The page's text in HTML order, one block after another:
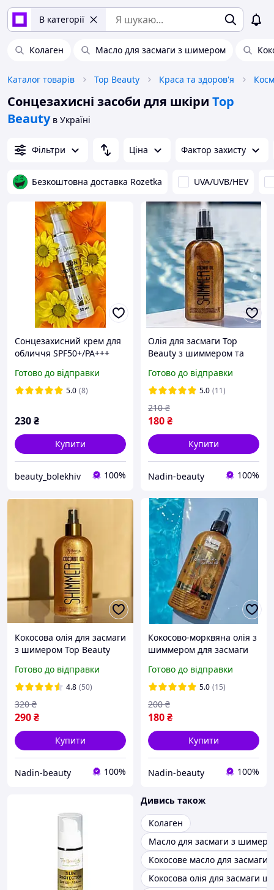
В категорії
Колаген Масло для засмаги з шимером
Каталог товарів Top Beauty Краса та здоров'я
Сонцезахисні засоби для шкіри Top
Beauty в Україні
Фільтри Ціна Фактор захисту
Безкоштовна доставка Rozetka UVA/UVB/HEV
Сонцезахисний крем для
обличчя SPF50+/PA+++
Готово до відправки
5.0 (8)
230₴
Купити
beauty_bolekhiv 100%
Олія для засмаги Top
Beauty з шиммером та
бронзове сяйво шкіри
100 мл
Готово до відправки
5.0 (11)
180₴
210 ₴
Купити
Nadin-beauty 100%
Кокосова олія для засмаги
з шимером Top Beauty
мл
Готово до відправки
4.8 (50)
290₴
320 ₴
Купити
Nadin-beauty 100%
Кокосово-морквяна олія з
шиммером для засмаги
Готово до відправки
5.0 (15)
180₴
200 ₴
Купити
Nadin-beauty 100%
Дивись також
Колаген
Масло для засмаги з
Кокосове масло для засмаги
Кокосова олія для засмаги